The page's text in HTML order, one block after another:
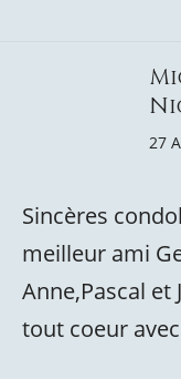
27
Sincères
meilleur ami
Anne,Pascal
tout coeur